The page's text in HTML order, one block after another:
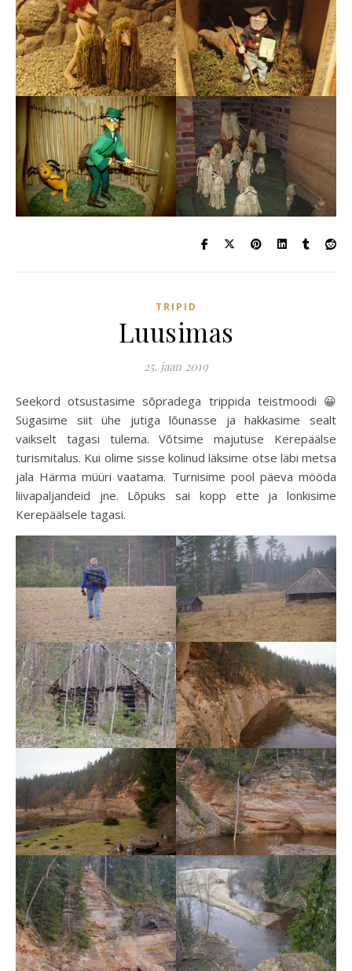
TRIPID
Luusimas
25. jaan 2019
Seekord otsustasime sõpradega trippida teistmoodi 😀
Sügasime siit ühe jutiga lõunasse ja hakkasime sealt
vaikselt tagasi tulema. Võtsime majutuse Kerepäälse
turismitalus. Kui olime sisse kolinud läksime otse läbi metsa
jala Härma müüri vaatama. Turnisime pool päeva mööda
liivapaljandeid jne. Lõpuks sai kopp ette ja lonkisime
Kerepäälsele tagasi.